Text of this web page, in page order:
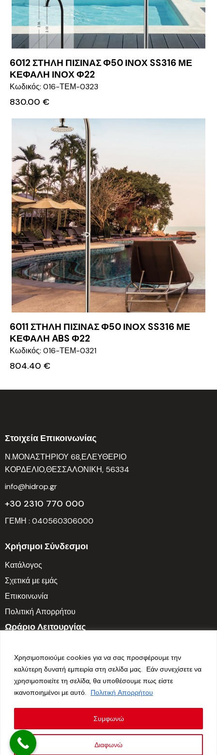
Χρησιμοποιούμε cookies για να σας προσφέρουμε την
καλύτερη δυνατή εμπειρία στη σελίδα μας. Εάν συνεχίσετε να
χρησιμοποιείτε τη σελίδα, θα υποθέσουμε πως είστε
ικανοποιημένοι με αυτό.
Πολιτική Απορρήτου
Διαφωνώ
Συμφωνώ
6012 ΣΤΗΛΗ ΠΙΣΙΝΑΣ Φ50 ΙΝΟΧ SS316 ΜΕ
ΚΕΦΑΛΗ ΙΝΟΧ Φ22
Κωδικός: 016-ΤΕΜ-0323
830.00 €
6011 ΣΤΗΛΗ ΠΙΣΙΝΑΣ Φ50 ΙΝΟΧ SS316 ΜΕ
ΚΕΦΑΛΗ ABS Φ22
Κωδικός: 016-ΤΕΜ-0321
804.40 €
Στοιχεία Επικοινωνίας
Ν.ΜΟΝΑΣΤΗΡΙΟΥ 68,ΕΛΕΥΘΕΡΙΟ
ΚΟΡΔΕΛΙΟ,ΘΕΣΣΑΛΟΝΙΚΗ, 56334
info@hidrop.gr
+30 2310 770 000
ΓΕΜΗ : 040560306000
Χρήσιμοι Σύνδεσμοι
Κατάλογος
Σχετικά με εμάς
Επικοινωνία
Πολιτική Απορρήτου
Ωράριο Λειτουργίας
Σαββατοκύριακο: Κλειστά
Follow us
Hidrop © 2026. All Rights Reserved. Made with ❤ by